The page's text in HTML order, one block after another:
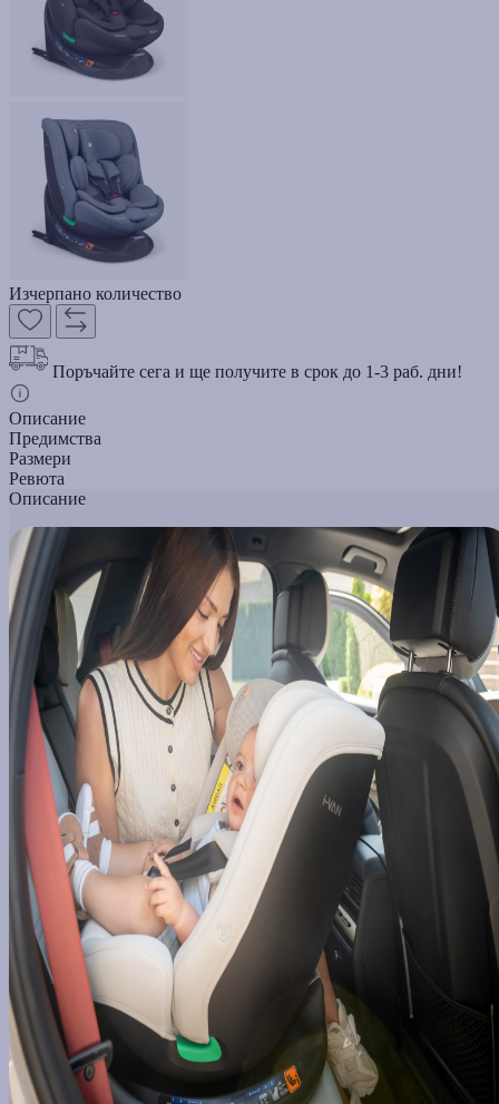
Изчерпано количество
Поръчайте сега и ще получите в срок до 1-3 раб. дни!
Описание
Предимства
Размери
Ревюта
Описание